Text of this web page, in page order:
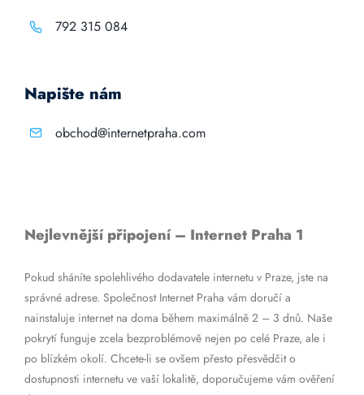
792 315 084
Napište nám
obchod@internetpraha.com
Nejlevnější připojení – Internet Praha 1
Pokud sháníte spolehlivého dodavatele internetu v Praze, jste na
správné adrese. Společnost Internet Praha vám doručí a
nainstaluje internet na doma během maximálně 2 – 3 dnů. Naše
pokrytí funguje zcela bezproblémově nejen po celé Praze, ale i
po blízkém okolí. Chcete-li se ovšem přesto přesvědčit o
dostupnosti internetu ve vaší lokalitě, doporučujeme vám ověření